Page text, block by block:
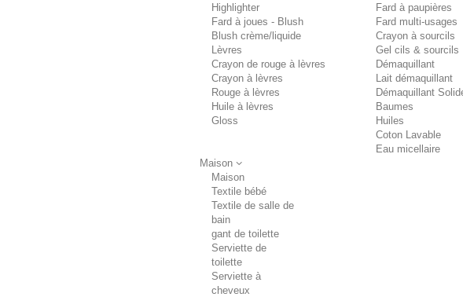
Highlighter
Fard à joues - Blush
Blush crème/liquide
Lèvres
Crayon de rouge à lèvres
Crayon à lèvres
Rouge à lèvres
Huile à lèvres
Gloss
Fard à paupières
Fard multi-usages
Crayon à sourcils
Gel cils & sourcils
Démaquillant
Lait démaquillant
Démaquillant
Baumes
Huiles
Coton Lavable
Eau micellaire
Maison
Maison
Textile bébé
Textile de salle de
bain
gant de toilette
Serviette de
toilette
Serviette à
cheveux